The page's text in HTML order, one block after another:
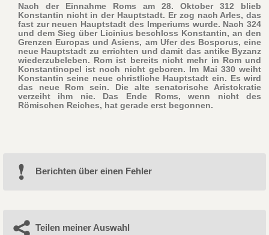
Nach der Einnahme Roms am 28. Oktober 312 blieb
Konstantin nicht in der Hauptstadt. Er zog nach Arles, das
fast zur neuen Hauptstadt des Imperiums wurde. Nach 324
und dem Sieg über Licinius beschloss Konstantin, an den
Grenzen Europas und Asiens, am Ufer des Bosporus, eine
neue Hauptstadt zu errichten und damit das antike Byzanz
wiederzubeleben. Rom ist bereits nicht mehr in Rom und
Konstantinopel ist noch nicht geboren. Im Mai 330 weiht
Konstantin seine neue christliche Hauptstadt ein. Es wird
das neue Rom sein. Die alte senatorische Aristokratie
verzeiht ihm nie. Das Ende Roms, wenn nicht des
Römischen Reiches, hat gerade erst begonnen.
Berichten über einen Fehler
Teilen meiner Auswahl